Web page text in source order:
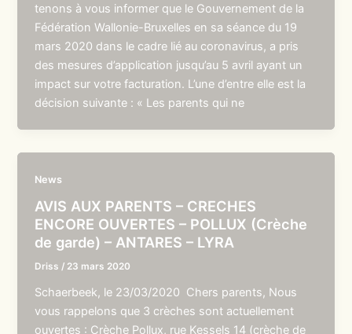
tenons à vous informer que le Gouvernement de la
Fédération Wallonie-Bruxelles en sa séance du 19
mars 2020 dans le cadre lié au coronavirus, a pris
des mesures d’application jusqu’au 5 avril ayant un
impact sur votre facturation. L’une d’entre elle est la
décision suivante : « Les parents qui ne
News
AVIS AUX PARENTS – CRECHES
ENCORE OUVERTES – POLLUX (Crèche
de garde) – ANTARES – LYRA
Driss / 23 mars 2020
Schaerbeek, le 23/03/2020 Chers parents, Nous
vous rappelons que 3 crèches sont actuellement
ouvertes : Crèche Pollux, rue Kessels 14 (crèche de